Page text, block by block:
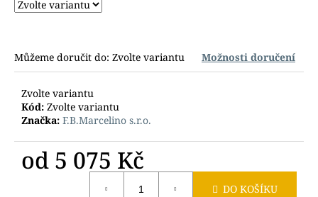
Můžeme doručit do: Zvolte variantu Možnosti doručení
Zvolte variantu
Kód: Zvolte variantu
Značka: F.B.Marcelino s.r.o.
od 5 075 Kč
DO KOŠÍKU